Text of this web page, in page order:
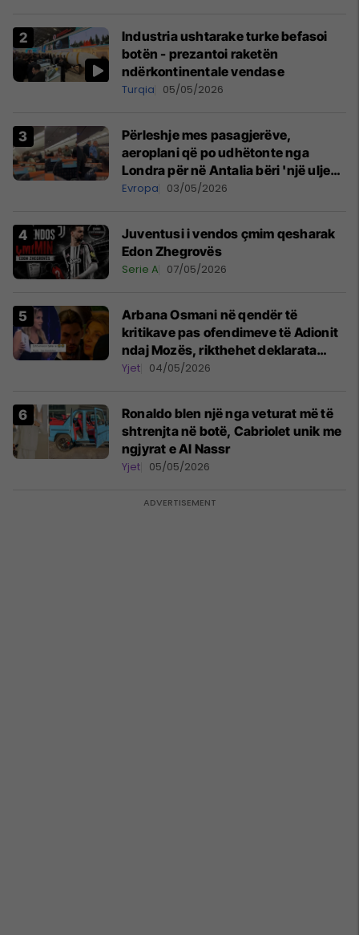
Industria ushtarake turke befasoi
botën - prezantoi raketën
ndërkontinentale vendase
Turqia 05/05/2026
Përleshje mes pasagjerëve,
aeroplani që po udhëtonte nga
Londra për në Antalia bëri 'një ulje
emergjente' në Prishtinë
Evropa 03/05/2026
Juventusi i vendos çmim qesharak
Edon Zhegrovës
Serie A 07/05/2026
Arbana Osmani në qendër të
kritikave pas ofendimeve të Adionit
ndaj Mozës, rikthehet deklarata
‘Është emision tjetër ai’
Yjet 04/05/2026
Ronaldo blen një nga veturat më të
shtrenjta në botë, Cabriolet unik me
ngjyrat e Al Nassr
Yjet 05/05/2026